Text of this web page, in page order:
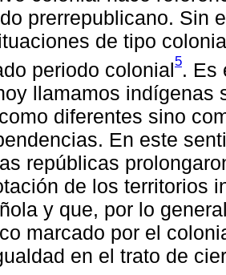
prerrepublicano. Sin
de tipo
periodo colonial5. Es
llamamos indígenas
diferentes sino
En este
repúblicas
de los territorios
y que, por lo
marcado por el
en el trato de